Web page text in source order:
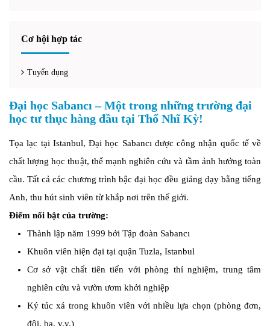
Cơ hội hợp tác
Tuyển dụng
Đại học Sabancı – Một trong những trường đại
học tư thục hàng đầu tại Thổ Nhĩ Kỳ!
Tọa lạc tại Istanbul, Đại học Sabancı được công nhận quốc tế về
chất lượng học thuật, thế mạnh nghiên cứu và tầm ảnh hưởng toàn
cầu. Tất cả các chương trình bậc đại học đều giảng dạy bằng tiếng
Anh, thu hút sinh viên từ khắp nơi trên thế giới.
Điểm nổi bật của trường:
Thành lập năm 1999 bởi Tập đoàn Sabancı
Khuôn viên hiện đại tại quận Tuzla, Istanbul
Cơ sở vật chất tiên tiến với phòng thí nghiệm, trung tâm
nghiên cứu và vườn ươm khởi nghiệp
Ký túc xá trong khuôn viên với nhiều lựa chọn (phòng đơn,
đôi, ba, v.v.)